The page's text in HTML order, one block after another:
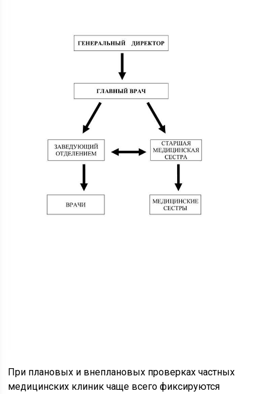
При плановых и внеплановых проверках частных
медицинских клиник чаще всего фиксируются